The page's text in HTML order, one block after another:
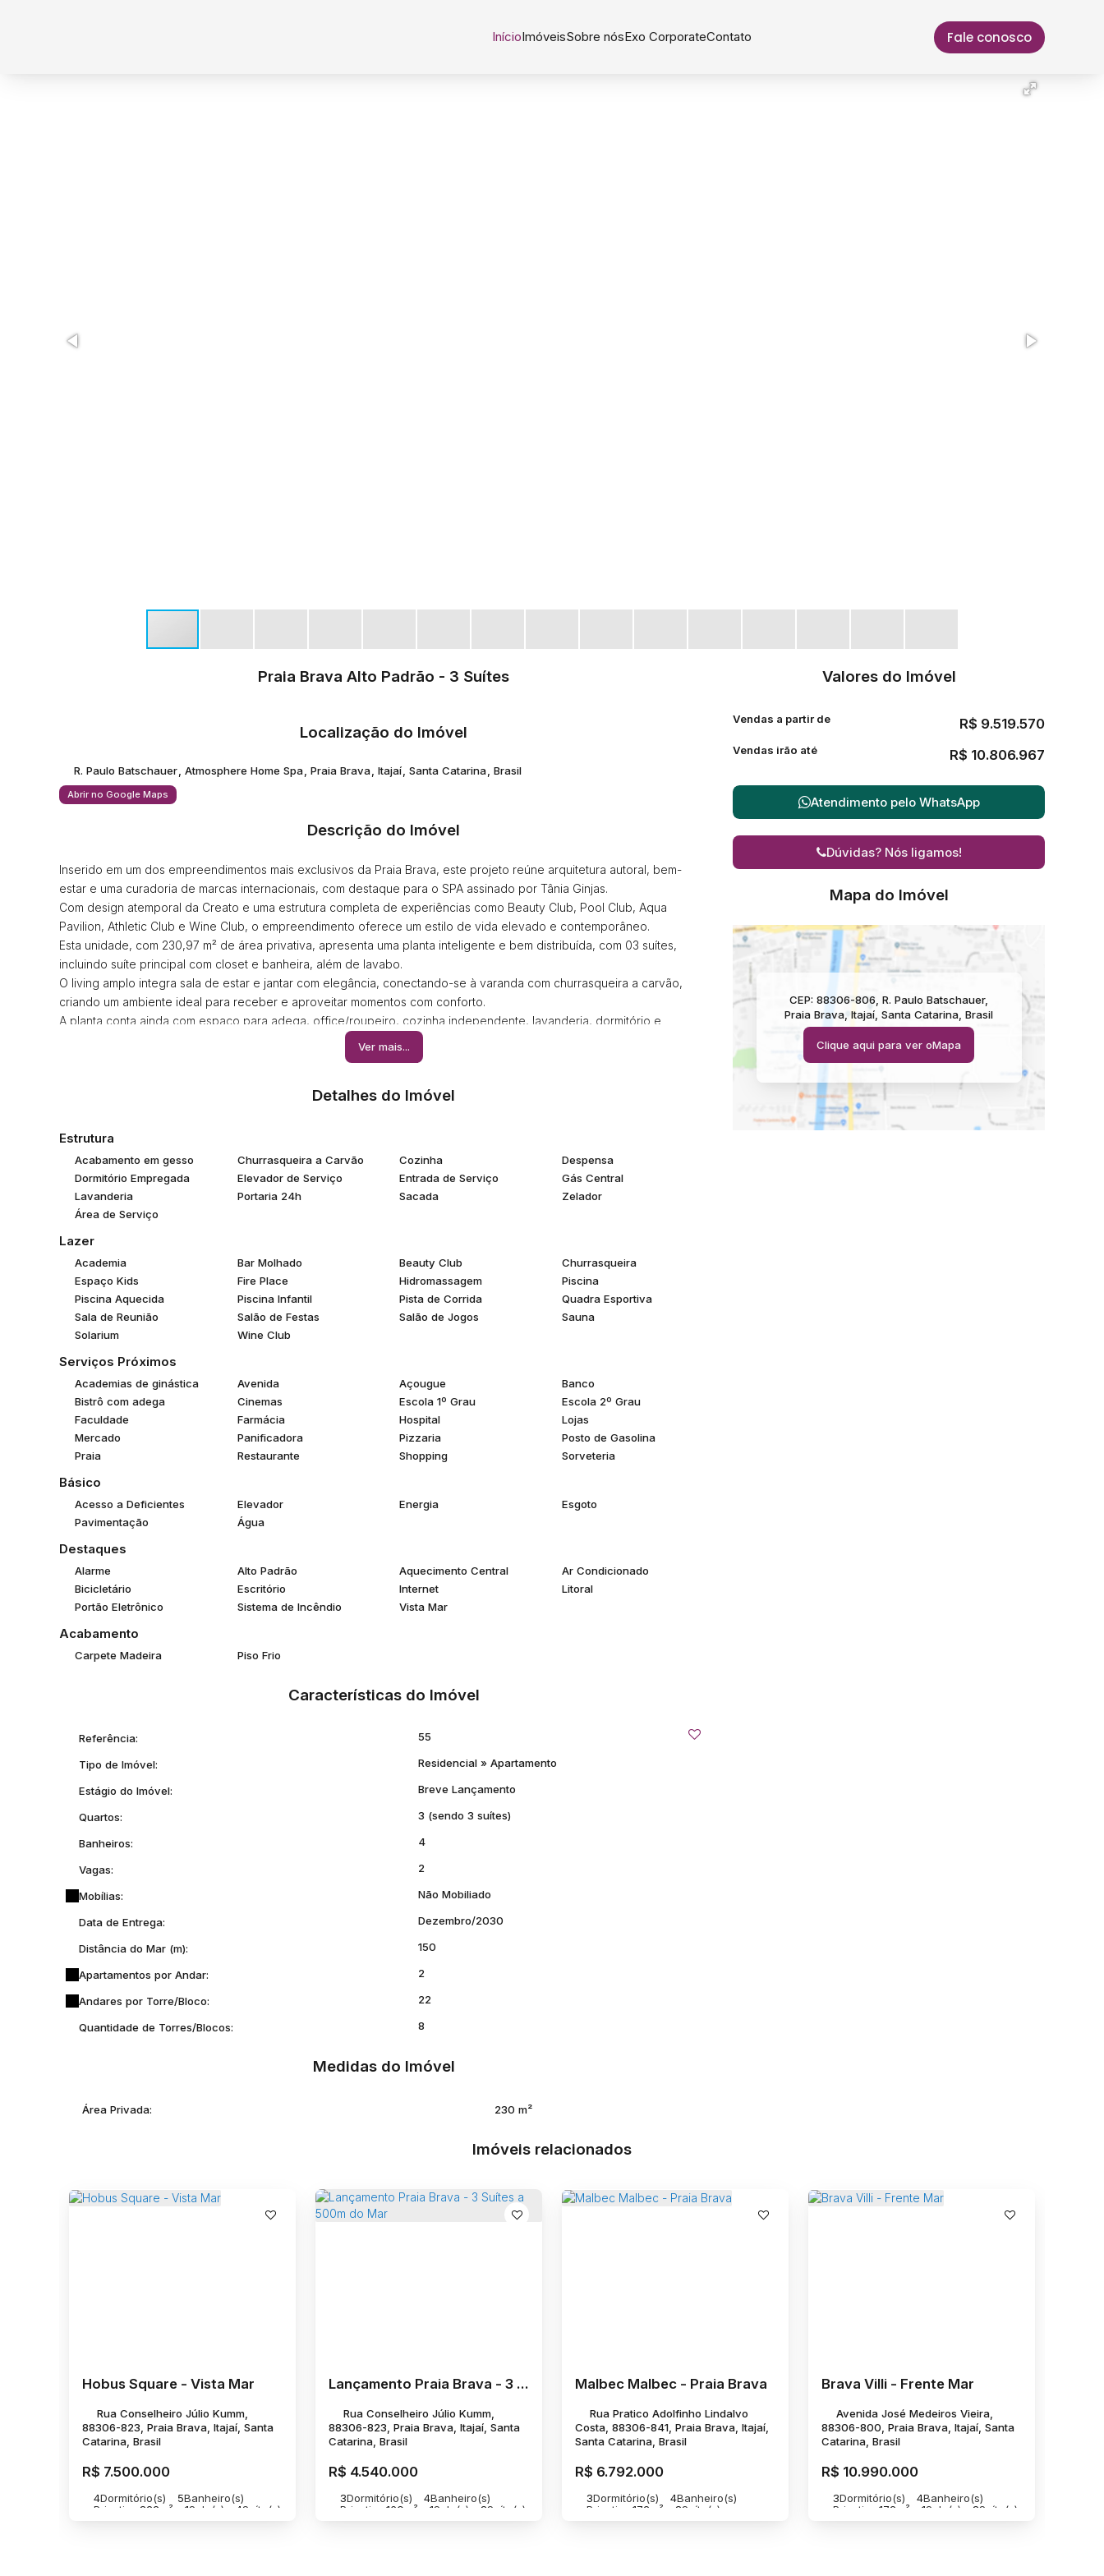
Fale conosco
Contato
Exo Corporate
Sobre nós
Imóveis
Início
Praia Brava Alto Padrão - 3 Suítes
Localização do Imóvel
R. Paulo Batschauer Atmosphere Home Spa Praia Brava Itajaí Santa Catarina Brasil
Abrir no Google Maps
Descrição do Imóvel
Inserido em um dos empreendimentos mais exclusivos da Praia Brava, este projeto reúne arquitetura autoral, bem-
estar e uma curadoria de marcas internacionais, com destaque para o SPA assinado por Tânia Ginjas.
Com design atemporal da Creato e uma estrutura completa de experiências como Beauty Club, Pool Club, Aqua
Pavilion, Athletic Club e Wine Club, o empreendimento oferece um estilo de vida elevado e contemporâneo.
Esta unidade, com 230,97 m² de área privativa, apresenta uma planta inteligente e bem distribuída, com 03 suítes,
incluindo suíte principal com closet e banheira, além de lavabo.
O living amplo integra sala de estar e jantar com elegância, conectando-se à varanda com churrasqueira a carvão,
criando um ambiente ideal para receber e aproveitar momentos com conforto.
A planta conta ainda com espaço para adega, office/roupeiro, cozinha independente, lavanderia, dormitório e
banheiro de serviço, além de área técnica, garantindo praticidade sem abrir mão do alto padrão.
Com 02 vagas de garagem e apenas 02 unidades por andar, oferece exclusividade e privacidade em cada detalhe.
Um imóvel que une design, bem-estar e funcionalidade em um dos endereços mais desejados da Praia Brava.
Material preliminar sujeito a alterações. Empreendimento em fase de incorporação.
Ver mais...
Detalhes do Imóvel
Estrutura
Acabamento em gesso Churrasqueira a Carvão Cozinha
Despensa
Dormitório Empregada
Elevador de Serviço Entrada de Serviço
Gás Central
Lavanderia
Portaria 24h Sacada
Zelador
Área de Serviço
Lazer
Academia Bar Molhado Beauty Club
Churrasqueira
Espaço Kids
Fire Place Hidromassagem
Piscina
Piscina Aquecida
Piscina Infantil Pista de Corrida
Quadra Esportiva
Sala de Reunião
Salão de Festas Salão de Jogos
Sauna
Solarium
Wine Club
Serviços Próximos
Academias de ginástica Avenida Açougue
Banco
Bistrô com adega
Cinemas Escola 1º Grau
Escola 2º Grau
Faculdade
Farmácia Hospital
Lojas
Mercado
Panificadora Pizzaria
Posto de Gasolina
Praia
Restaurante Shopping Sorveteria
Básico
Acesso a Deficientes Elevador Energia
Esgoto
Pavimentação
Água
Destaques
Alarme Alto Padrão Aquecimento Central
Ar Condicionado
Bicicletário
Escritório Internet
Litoral
Portão Eletrônico
Sistema de Incêndio Vista Mar
Acabamento
Carpete Madeira Piso Frio
Características do Imóvel
Referência: 55
Tipo de Imóvel: Residencial » Apartamento
Estágio do Imóvel: Breve Lançamento
Quartos: 3 (sendo 3 suítes)
Banheiros: 4
Vagas: 2
Mobílias: Não Mobiliado
Data de Entrega: Dezembro/2030
Distância do Mar (m): 150
Apartamentos por Andar: 2
Andares por Torre/Bloco: 22
Quantidade de Torres/Blocos: 8
Medidas do Imóvel
Área Privada: 230 m²
Valores do Imóvel
R$ 9.519.570
Vendas a partir de
R$ 10.806.967
Vendas irão até
Atendimento pelo WhatsApp
Dúvidas? Nós ligamos!
Mapa do Imóvel
CEP: 88306-806 R. Paulo Batschauer,
Praia Brava Itajaí Santa Catarina Brasil
Clique aqui para ver oMapa
Imóveis relacionados
Hobus Square - Vista Mar
R$ 7.500.000
Rua Conselheiro Júlio Kumm,
88306-823, Praia Brava, Itajaí, Santa
Catarina, Brasil
4Dormitório(s) 5Banheiro(s)
Privativo: 322m² 1Sala(s) 4Suíte(s)
Lançamento Praia Brava - 3 Suítes a 500m do Mar
R$ 4.540.000
Rua Conselheiro Júlio Kumm,
88306-823, Praia Brava, Itajaí, Santa
Catarina, Brasil
3Dormitório(s) 4Banheiro(s)
Privativo: 160m² 1Sala(s) 3Suíte(s)
Malbec Malbec - Praia Brava
R$ 6.792.000
Rua Pratico Adolfinho Lindalvo
Costa, 88306-841, Praia Brava, Itajaí,
Santa Catarina, Brasil
3Dormitório(s) 4Banheiro(s)
Privativo: 172m² 3Suíte(s)
Brava Villi - Frente Mar
R$ 10.990.000
Avenida José Medeiros Vieira,
88306-800, Praia Brava, Itajaí, Santa
Catarina, Brasil
3Dormitório(s) 4Banheiro(s)
Privativo: 172m² 1Sala(s) 3Suíte(s)